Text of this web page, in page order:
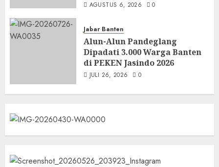
AGUSTUS 6, 2026 0
Jabar Banten
Alun-Alun Pandeglang
Dipadati 3.000 Warga Banten
di PEKEN Jasindo 2026
JULI 26, 2026 0